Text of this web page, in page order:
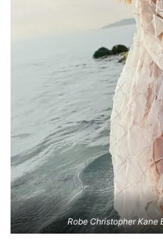
Robe Christopher Kane